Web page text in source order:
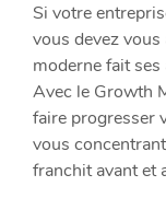
Si votre
vous devez vous
moderne fait ses
Avec le Growth
faire progresser
vous
franchit avant et